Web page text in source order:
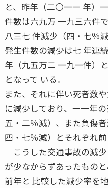
と、昨年（二〇一一 年）
件数は六九万 一九三六件
八三七 件減少（四・七％減
発生件数の減少は七 年連
年（九五万二 一九一件）
となって いる。
また、それに伴い死者数
に減少しており、一一年
五・二％減）、また負傷
四・七％減）とそれぞれ
こうした交通事故の減
が少なからずあったものと
前年と 比較した減少率を